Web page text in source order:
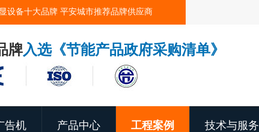
设备十大品牌 平安城市推荐品牌供应商
牌入选《节能产品政府采购清单》
告机 产品中心 工程案例 技术与服务